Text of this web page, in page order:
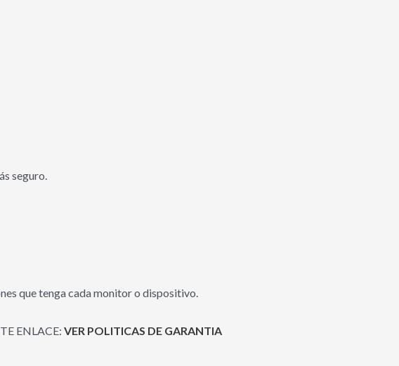
seguro.
que tenga cada monitor o dispositivo.
ENLACE: VER POLITICAS DE GARANTIA